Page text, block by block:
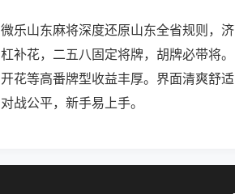
微乐山东麻将深度还原山东全省规则，
杠补花，二五八固定将牌，胡牌必带将
开花等高番牌型收益丰厚。界面清爽舒
对战公平，新手易上手。